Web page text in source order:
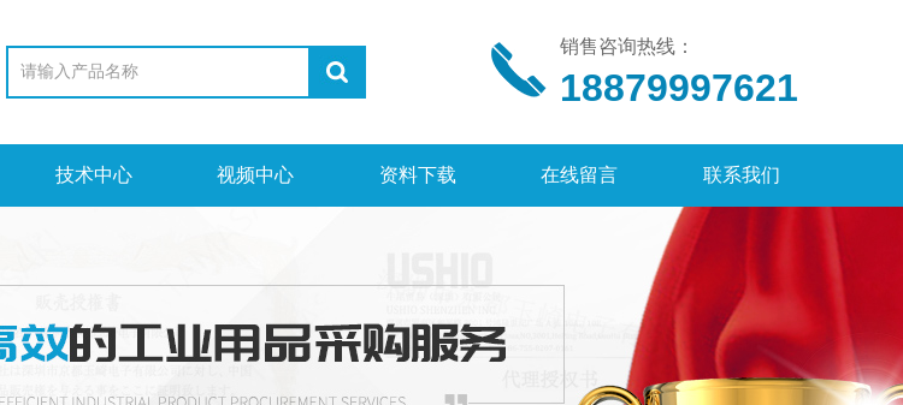
销售咨询热线：
18879997621
技术中心 视频中心 资料下载 在线留言 联系我们